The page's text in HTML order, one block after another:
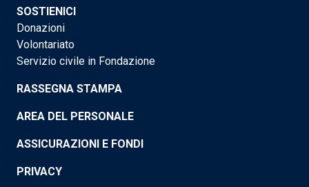
SOSTIENICI
Donazioni
Volontariato
Servizio civile in Fondazione
RASSEGNA STAMPA
AREA DEL PERSONALE
ASSICURAZIONI E FONDI
PRIVACY